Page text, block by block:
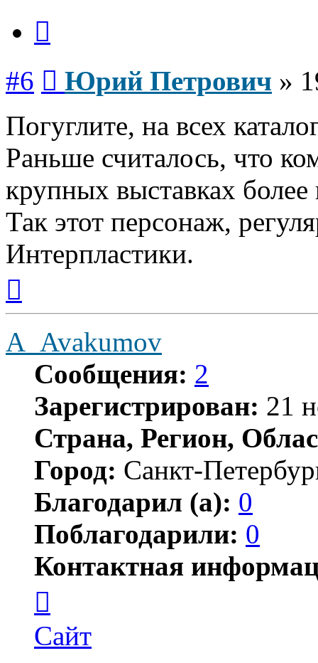
#6 Юрий Петрович »
Погуглите, на всех
Раньше считалось, что
крупных выставках
Так этот персонаж,
Интерпластики.
началу
A_Avakumov
Сообщения: 2
Зарегистрирован: 21
Страна, Регион,
Город: Санкт-
Благодарил (а): 0
Поблагодарили: 0
Контактная
пользователя
A_Avakumov
Сайт